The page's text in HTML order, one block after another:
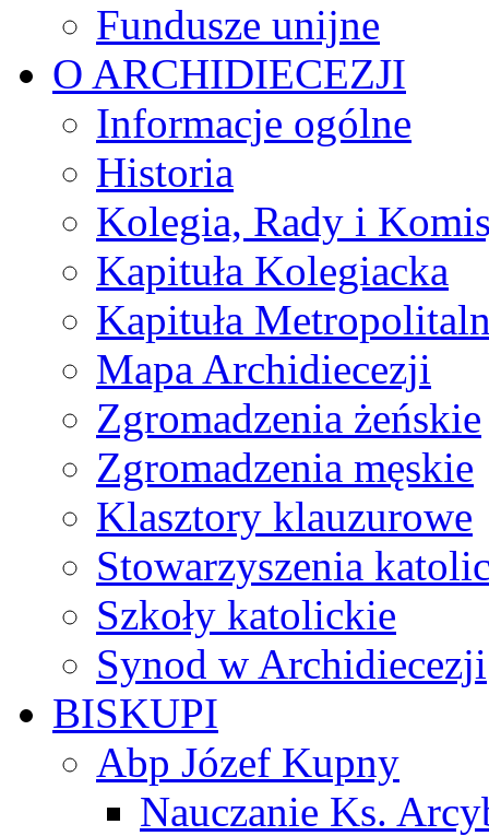
Fundusze unijne
O ARCHIDIECEZJI
Informacje ogólne
Historia
Kolegia, Rady i
Kapituła Kolegiacka
Kapituła
Mapa Archidiecezji
Zgromadzenia żeńskie
Zgromadzenia męskie
Klasztory klauzurowe
Stowarzyszenia
Szkoły katolickie
Synod w Archidiecezji
BISKUPI
Abp Józef Kupny
Nauczanie Ks.